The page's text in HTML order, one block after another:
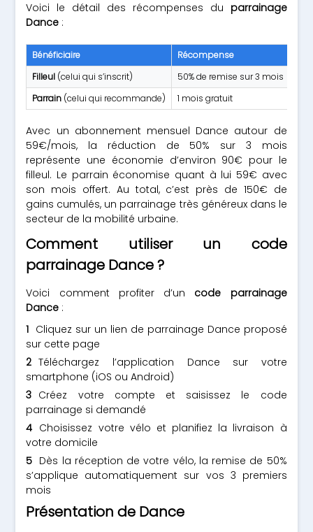
Voici le détail des récompenses du parrainage
Dance :
Bénéficiaire Récompense
Filleul (celui qui s’inscrit) 50% de remise sur 3 mois
Parrain (celui qui recommande) 1 mois gratuit
Avec un abonnement mensuel Dance autour de
59€/mois, la réduction de 50% sur 3 mois
représente une économie d’environ 90€ pour le
filleul. Le parrain économise quant à lui 59€ avec
son mois offert. Au total, c’est près de 150€ de
gains cumulés, un parrainage très généreux dans le
secteur de la mobilité urbaine.
Comment utiliser un code
parrainage Dance ?
Voici comment profiter d’un code parrainage
Dance :
Cliquez sur un lien de parrainage Dance proposé
sur cette page
Téléchargez l’application Dance sur votre
smartphone (iOS ou Android)
Créez votre compte et saisissez le code
parrainage si demandé
Choisissez votre vélo et planifiez la livraison à
votre domicile
Dès la réception de votre vélo, la remise de 50%
s’applique automatiquement sur vos 3 premiers
mois
Présentation de Dance